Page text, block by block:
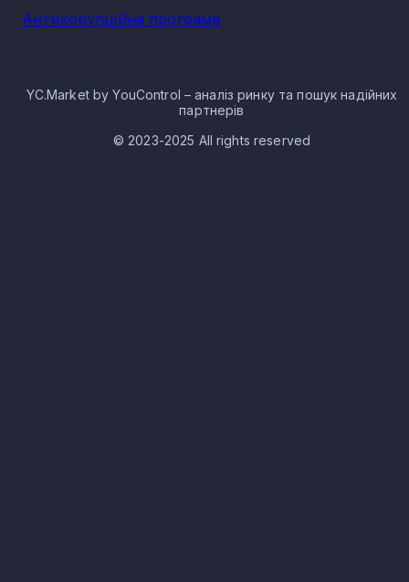
Антикорупційна програма
YC.Market by YouControl – аналіз ринку та пошук надійних
партнерів
© 2023-2025 All rights reserved